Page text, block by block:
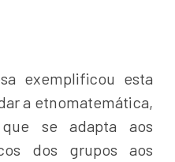
exemplificou esta
a etnomatemática,
se adapta aos
dos grupos aos